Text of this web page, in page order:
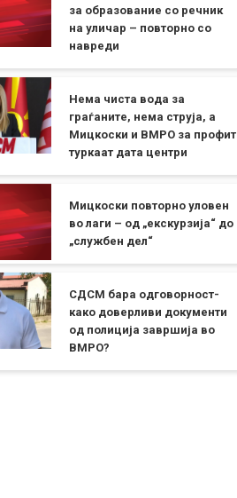
за образование со речник
на уличар – повторно со
навреди
Нема чиста вода за
граѓаните, нема струја, а
Мицкоски и ВМРО за профит
туркаат дата центри
Мицкоски повторно уловен
во лаги – од „екскурзија“ до
„службен дел“
СДСМ бара одговорност-
како доверливи документи
од полиција завршија во
ВМРО?